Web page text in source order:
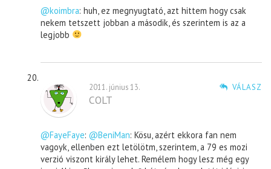
@koimbra: huh, ez megnyugtató, azt hittem hogy csak
nekem tetszett jobban a második, és szerintem is az a
legjobb
VÁLASZ
2011. június 13.
COLT
@FayeFaye:@BeniMan: Kösu, azért ekkora fan nem
vagoyk, ellenben ezt letölötm, szerintem, a 79 es mozi
verzió viszont király lehet. Remélem hogy lesz még egy